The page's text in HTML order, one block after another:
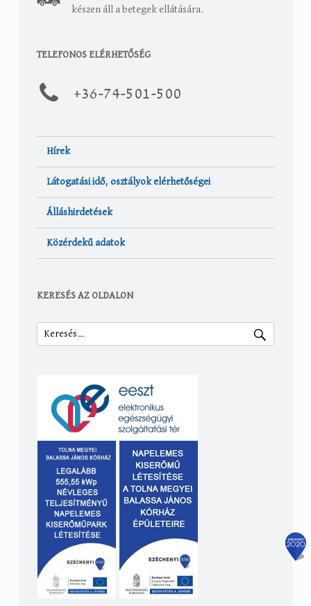
készen áll a betegek ellátására.
TELEFONOS ELÉRHETŐSÉG
+36-74-501-500
Hírek
Látogatási idő, osztályok elérhetőségei
Álláshirdetések
Közérdekű adatok
KERESÉS AZ OLDALON
Keresés: